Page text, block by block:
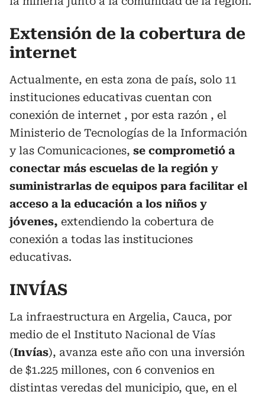
Extensión de la cobertura de
internet
Actualmente, en esta zona de país, solo 11
instituciones educativas cuentan con
conexión de internet , por esta razón , el
Ministerio de Tecnologías de la Información
y las Comunicaciones, se comprometió a
conectar más escuelas de la región y
suministrarlas de equipos para facilitar el
acceso a la educación a los niños y
jóvenes, extendiendo la cobertura de
conexión a todas las instituciones
educativas.
INVÍAS
La infraestructura en Argelia, Cauca, por
medio de el Instituto Nacional de Vías
(Invías), avanza este año con una inversión
de $1.225 millones, con 6 convenios en
distintas veredas del municipio, que, en el